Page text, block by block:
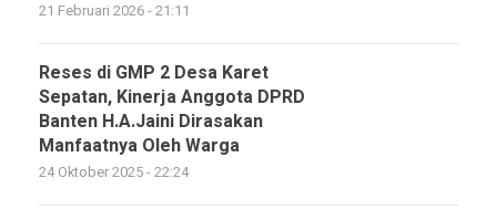
21 Februari 2026 - 21:11
Reses di GMP 2 Desa Karet
Sepatan, Kinerja Anggota DPRD
Banten H.A.Jaini Dirasakan
Manfaatnya Oleh Warga
24 Oktober 2025 - 22:24